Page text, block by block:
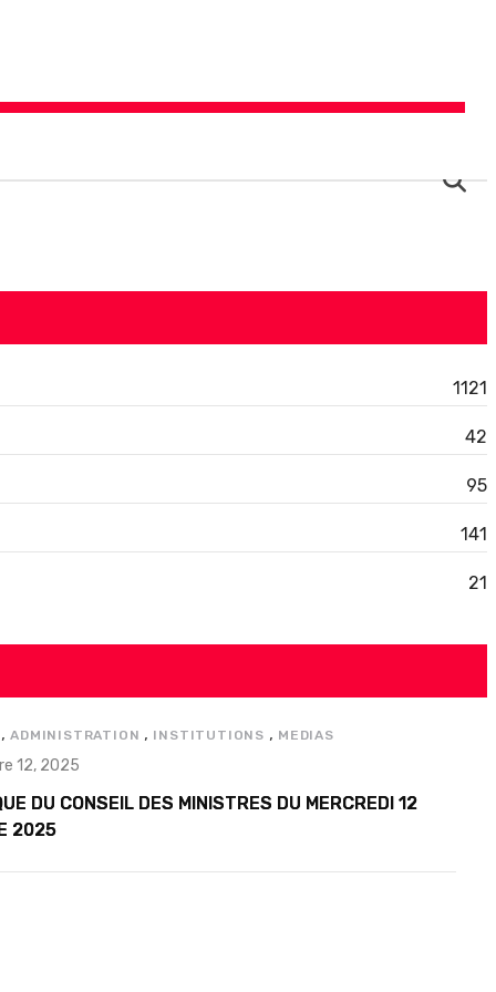
1121
42
95
141
21
ADMINISTRATION , INSTITUTIONS , MEDIAS
12, 2025
DU CONSEIL DES MINISTRES DU MERCREDI 12
2025